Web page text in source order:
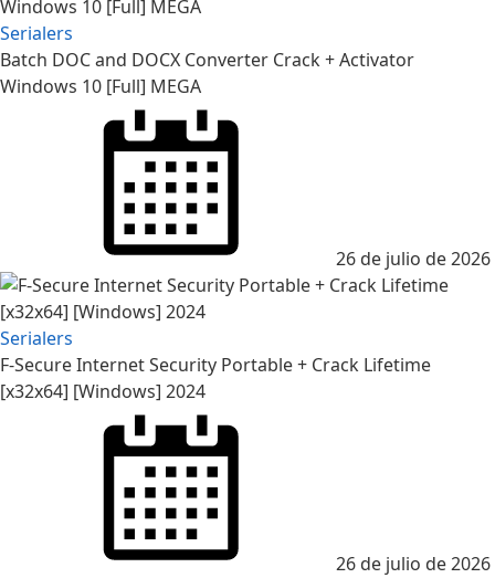
Serialers
Batch DOC and DOCX Converter Crack + Activator
Windows 10 [Full] MEGA
26 de julio de 2026
Serialers
F-Secure Internet Security Portable + Crack Lifetime
[x32x64] [Windows] 2024
26 de julio de 2026